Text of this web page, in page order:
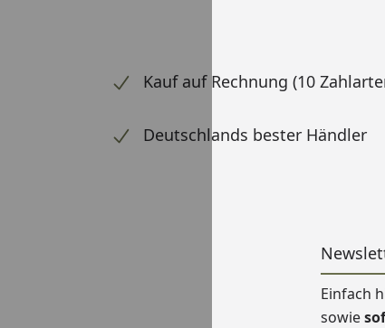
Kauf auf Rechnung (10
Deutschlands bester Händler
Einfach
sowie